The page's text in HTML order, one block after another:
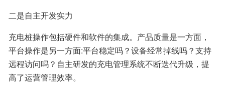
二是自主开发实力
充电桩操作包括硬件和软件的集成。产品质量是一方面，
平台操作是另一方面:平台稳定吗？设备经常掉线吗？支持
远程访问吗？自主研发的充电管理系统不断迭代升级，提
高了运营管理效率。